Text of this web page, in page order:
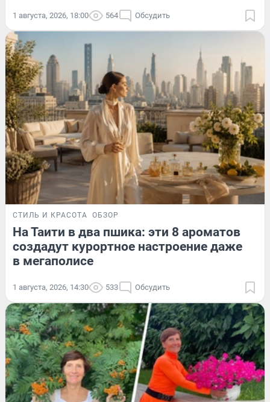
1 августа, 2026, 18:00 564 Обсудить
СТИЛЬ И КРАСОТА ОБЗОР
На Таити в два пшика: эти 8 ароматов
создадут курортное настроение даже
в мегаполисе
1 августа, 2026, 14:30 533 Обсудить